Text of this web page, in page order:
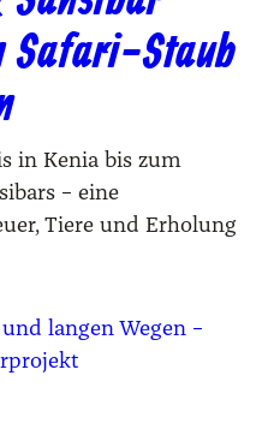
Safari-Staub
in Kenia bis zum
– eine
Tiere und Erholung